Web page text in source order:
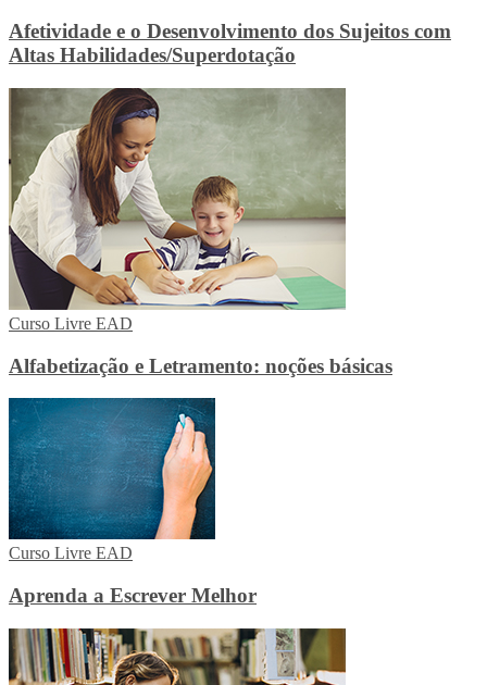
Afetividade e o Desenvolvimento dos Sujeitos com
Altas Habilidades/Superdotação
Curso Livre EAD
Alfabetização e Letramento: noções básicas
Curso Livre EAD
Aprenda a Escrever Melhor